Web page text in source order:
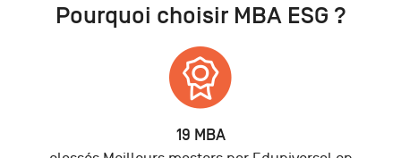
Pourquoi choisir MBA ESG ?
6 875Alumni